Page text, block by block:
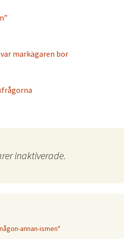
markägaren bor
inaktiverade.
annan-ismen"